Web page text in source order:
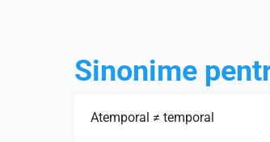
Sinonime
Atemporal ≠ temporal